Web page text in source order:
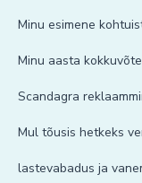
Minu esimene
Minu aasta kokkuvõte
Scandagra
Mul tõusis hetkeks
lastevabadus ja